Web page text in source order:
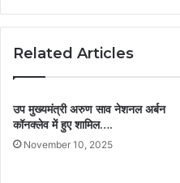
Related Articles
उप मुख्यमंत्री अरुण साव नेशनल अर्बन
कॉनक्लेव में हुए शामिल….
November 10, 2025